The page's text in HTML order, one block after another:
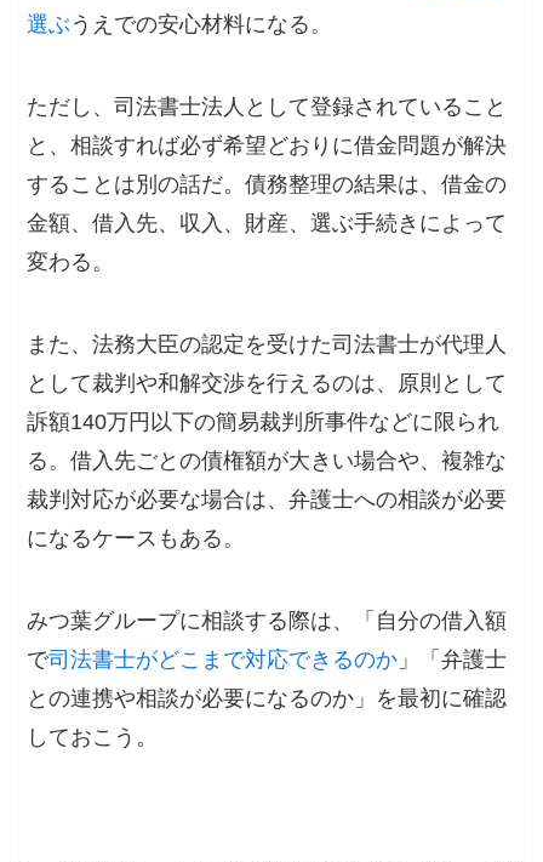
選ぶ うえでの安心材料になる。
ただし、司法書士法人として登録されていること
と、相談すれば必ず希望どおりに借金問題が解決
することは別の話だ。債務整理の結果は、借金の
金額、借入先、収入、財産、選ぶ手続きによって
変わる。
また、法務大臣の認定を受けた司法書士が代理人
として裁判や和解交渉を行えるのは、原則として
訴額140万円以下の簡易裁判所事件などに限られ
る。借入先ごとの債権額が大きい場合や、複雑な
裁判対応が必要な場合は、弁護士への相談が必要
になるケースもある。
みつ葉グループに相談する際は、「自分の借入額
で司法書士がどこまで対応できるのか 」「弁護士
との連携や相談が必要になるのか」を最初に確認
しておこう。